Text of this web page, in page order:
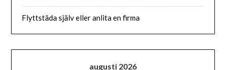
Flyttstäda själv eller anlita en firma
augusti 2026